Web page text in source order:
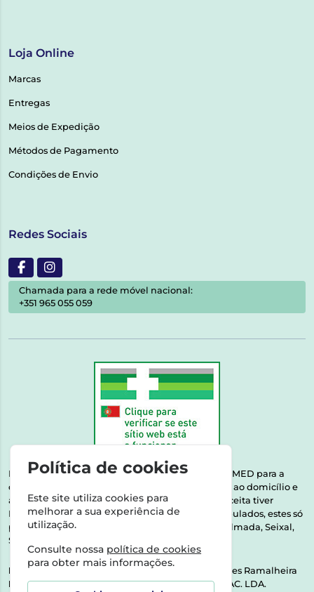
Loja Online
Marcas
Entregas
Meios de Expedição
Métodos de Pagamento
Condições de Envio
Redes Sociais
Chamada para a rede móvel nacional:
+351 965 055 059
Esta farmácia encontra-se autorizada pelo INFARMED para a
dispensa de medicamentos e produtos de saúde ao domicílio e
através da internet. Medicamentos | Se na sua receita tiver
MSRM, MNSRM, MSRMV ou Medicamentos Manipulados, estes só
podem ser entregues nos seguintes concelhos: Almada, Seixal,
Sesimbra, Oeiras e Lisboa.
Direção Técnica:
Dra. Raquel Alexandra Fernandes Ramalheira
NIPC:513064133 | ASPAS E NÚMEROS SOC. FARMAC. LDA.
Política de cookies
Este site utiliza cookies para
melhorar a sua experiência de
utilização.
Consulte nossa política de cookies
para obter mais informações.